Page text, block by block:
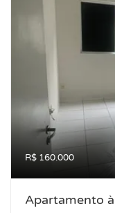
R$ 160.000
Apartamento